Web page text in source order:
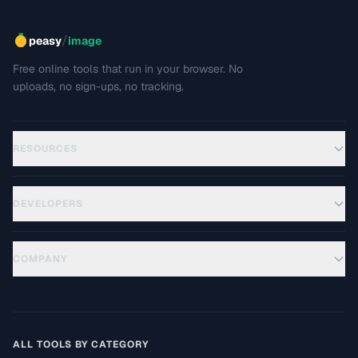
peasy/image
Free online tools that run in your browser. No
uploads, no sign-ups, no tracking.
RESOURCES
DEVELOPERS
COMPANY
ALL TOOLS BY CATEGORY